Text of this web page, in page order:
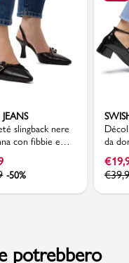
slingback nere
con fibbie e
rocchetto 7,5 cm
-50%
da
con
Jeans
€
€
potrebbero